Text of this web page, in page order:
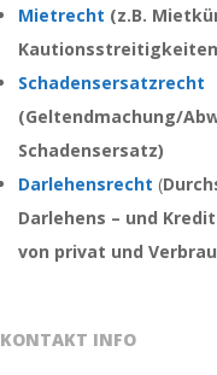
Mietrecht (z.B.
Schadensersatzrecht
(Geltendmachung/
Schadensersatz)
Darlehensrecht (
Darlehens – und
von privat und
KONTAKT INFO